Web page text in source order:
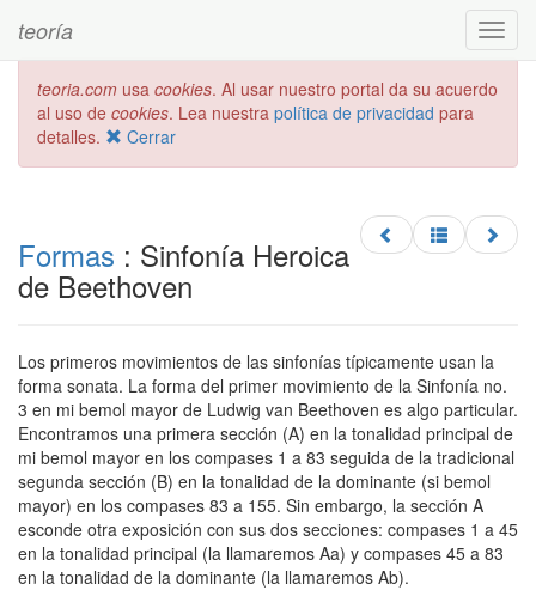
teoría
teoria.com usa cookies. Al usar nuestro portal da su acuerdo
al uso de cookies. Lea nuestra política de privacidad para
detalles.
Cerrar
Formas : Sinfonía Heroica
de Beethoven
Los primeros movimientos de las sinfonías típicamente usan la
forma sonata. La forma del primer movimiento de la Sinfonía no.
3 en mi bemol mayor de Ludwig van Beethoven es algo particular.
Encontramos una primera sección (A) en la tonalidad principal de
mi bemol mayor en los compases 1 a 83 seguida de la tradicional
segunda sección (B) en la tonalidad de la dominante (si bemol
mayor) en los compases 83 a 155. Sin embargo, la sección A
esconde otra exposición con sus dos secciones: compases 1 a 45
en la tonalidad principal (la llamaremos Aa) y compases 45 a 83
en la tonalidad de la dominante (la llamaremos Ab).